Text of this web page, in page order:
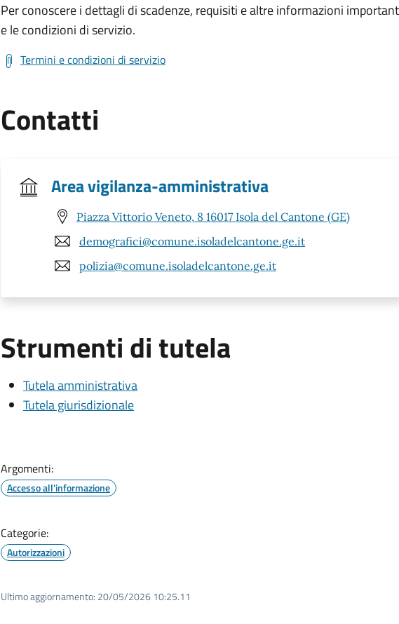
Per conoscere i dettagli di scadenze, requisiti e altre informazioni
e le condizioni di servizio.
Termini e condizioni di servizio
Contatti
Area vigilanza-amministrativa
Piazza Vittorio Veneto, 8 16017 Isola del Cantone (GE)
demografici@comune.isoladelcantone.ge.it
polizia@comune.isoladelcantone.ge.it
Strumenti di tutela
Tutela amministrativa
Tutela giurisdizionale
Argomenti:
Accesso all'informazione
Categorie:
Autorizzazioni
Ultimo aggiornamento: 20/05/2026 10:25.11